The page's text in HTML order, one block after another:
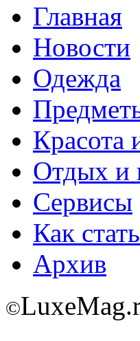
Главная
Новости
Одежда
Красота
Отдых и
Сервисы
Как
Архив
©